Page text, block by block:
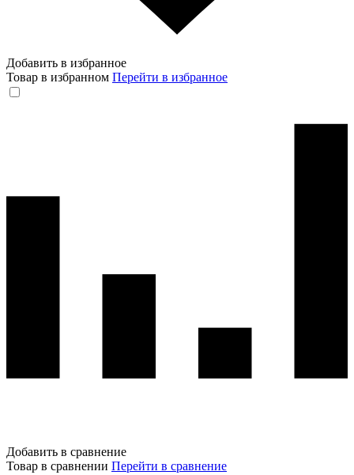
Добавить в избранное
Товар в избранном Перейти в избранное
Добавить в сравнение
Товар в сравнении Перейти в сравнение